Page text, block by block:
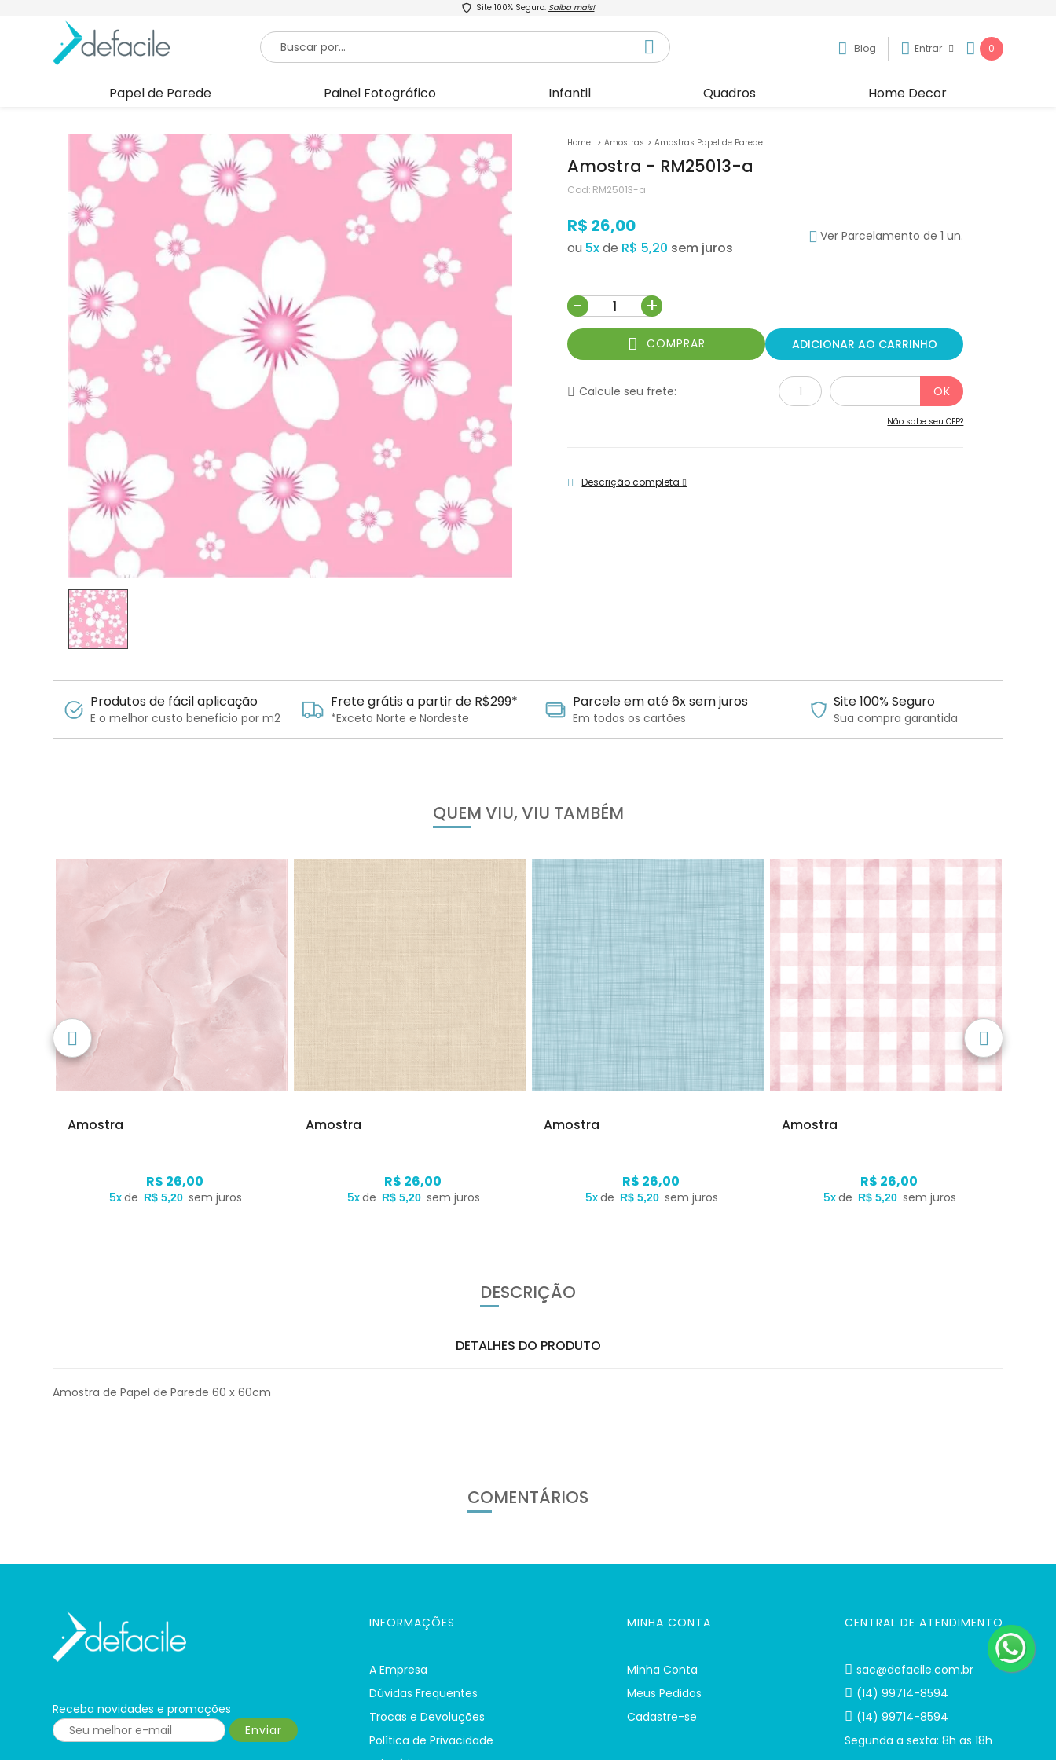
Site 100% Seguro. Saiba mais!
Blog Entrar 0
Papel de Parede Painel Fotográfico Infantil Quadros Home Decor
Amostras Amostras Papel de Parede
Amostra - RM25013-a
Cod: RM25013-a
R$ 26,00
ou 5xde R$ 5,20
Ver Parcelamento de 1 un.
- +
COMPRAR ADICIONAR AO CARRINHO
Calcule seu frete:
Não sabe seu CEP?
Descrição completa
Produtos de fácil aplicação
E o melhor custo beneficio por m2
Frete grátis a partir de R$299*
*Exceto Norte e Nordeste
Parcele em até 6x sem juros
Em todos os cartões
Site 100% Seguro
Sua compra garantida
QUEM VIU, VIU TAMBÉM
Amostra
R$ 26,00
5xde R$ 5,20 sem juros
Amostra
R$ 26,00
5xde R$ 5,20 sem juros
Amostra
R$ 26,00
5xde R$ 5,20 sem juros
Amostra
R$ 26,00
5xde R$ 5,20 sem juros
DESCRIÇÃO
DETALHES DO PRODUTO
Amostra de Papel de Parede 60 x 60cm
COMENTÁRIOS
Receba novidades e promoções
Enviar
INFORMAÇÕES
A Empresa
Dúvidas Frequentes
Trocas e Devoluções
Política de Privacidade
MINHA CONTA
Minha Conta
Meus Pedidos
Cadastre-se
CENTRAL DE ATENDIMENTO
sac@defacile.com.br
(14) 99714-8594
(14) 99714-8594
Segunda a sexta: 8h as 18h